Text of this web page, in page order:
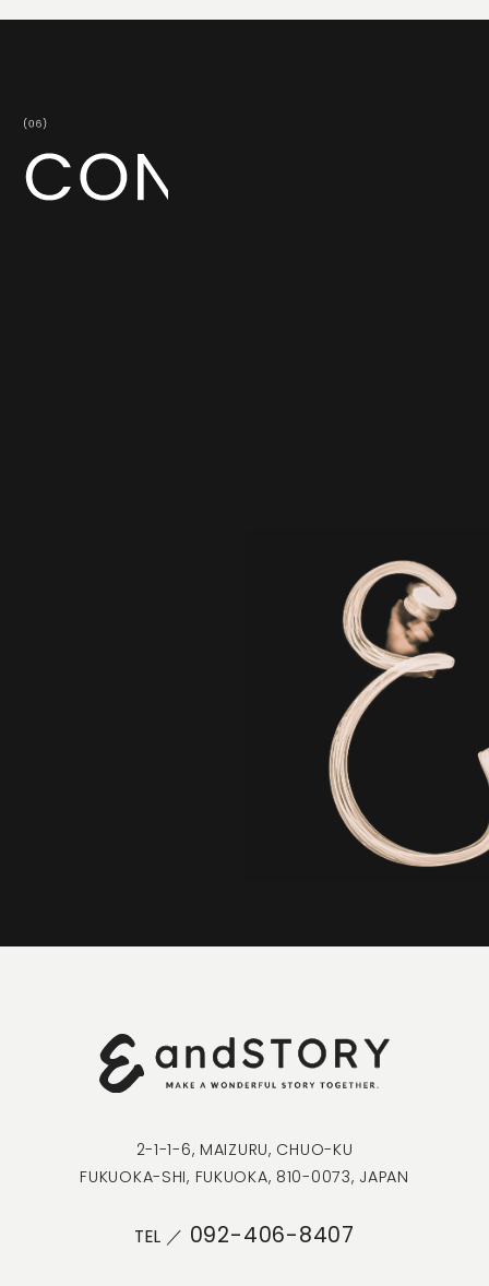
I look forward to the inquiry from a company, all of you of the
Please fill in thought and the problem to your business,
service, product, request contents in an inquiry form.
At first we suggest the most suitable strategy, tactics plan.
2-1-1-6, MAIZURU, CHUO-KU
FUKUOKA-SHI, FUKUOKA, 810-0073, JAPAN
TEL ／ 092-406-8407